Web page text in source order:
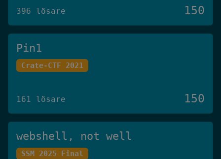
396 lösare 150
Pin1
Crate-CTF 2021
161 lösare 150
webshell, not well
SSM 2025 Final